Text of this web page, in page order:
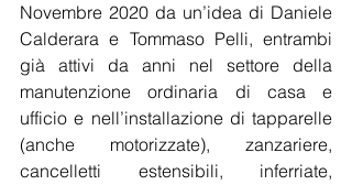
Novembre 2020 da un’idea di Daniele
Calderara e Tommaso Pelli, entrambi
già attivi da anni nel settore della
manutenzione ordinaria di casa e
ufficio e nell’installazione di tapparelle
(anche motorizzate), zanzariere,
cancelletti estensibili, inferriate,